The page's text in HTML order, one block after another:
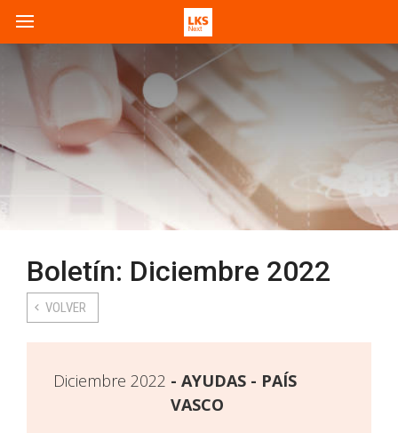
Boletín: Diciembre 2022
VOLVER
Diciembre 2022
AYUDAS - PAÍS
VASCO